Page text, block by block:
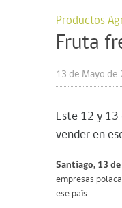
Productos
Fruta
13 de Mayo de
Este 12 y 13
vender en
Santiago, 13
empresas
ese país.